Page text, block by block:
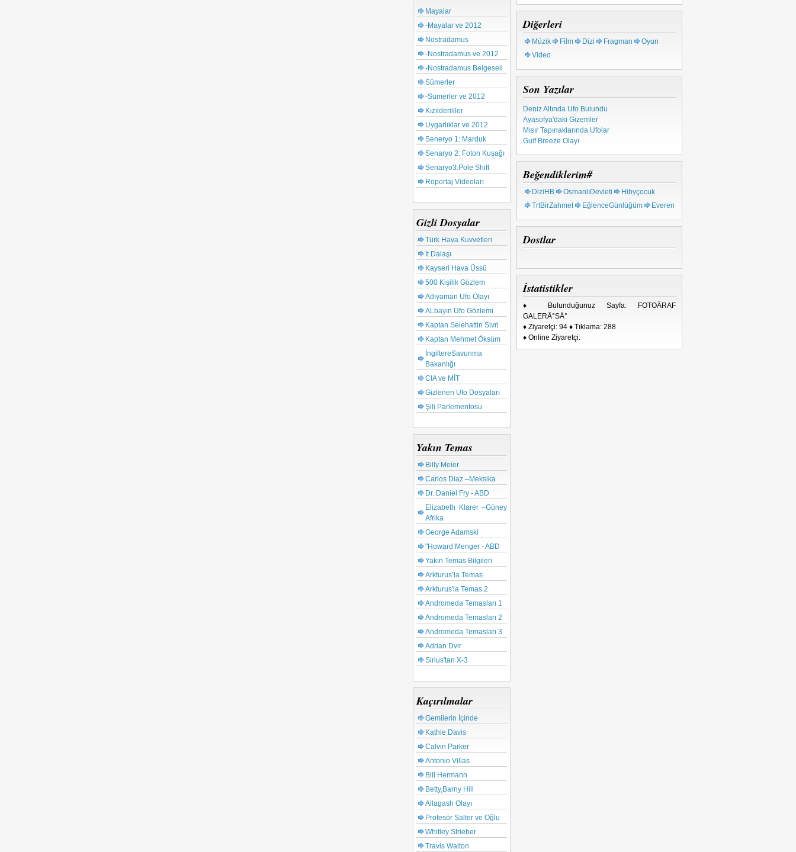
Mayalar
-Mayalar ve 2012
Nostradamus
-Nostradamus ve 2012
-Nostradamus Belgeseli
Sümerler
-Sümerler ve 2012
Kızılderililer
Uygarlıklar ve 2012
Seneryo 1: Marduk
Senaryo 2: Foton Kuşağı
Senaryo3:Pole Shift
Röportaj Videoları
Gizli Dosyalar
Türk Hava Kuvvetleri
İt Dalaşı
Kayseri Hava Üssü
500 Kişilik Gözlem
Adıyaman Ufo OIayı
ALbayın Ufo Gözlemi
Kaptan Selehattin Sivri
Kaptan Mehmet Öksüm
İngiltereSavunma
Bakanlığı
CIA ve MİT
Gizlenen Ufo Dosyaları
Şili Parlementosu
Yakın Temas
Billy Meier
Carlos Diaz –Meksika
Dr. Daniel Fry - ABD
Elizabeth Klarer –Güney
Afrika
George Adamski
"Howard Menger - ABD
Yakın Temas Bilgileri
Arkturus’la Temas
Arkturus'la Temas 2
Andromeda Temasları 1
Andromeda Temasları 2
Andromeda Temasları 3
Adrian Dvir
Sirius'tan X-3
Kaçırılmalar
Gemilerin İçinde
Kathie Davis
Calvin Parker
Antonio Villas
Bill Hermann
Betty,Barny Hill
Allagash Olayı
Profesör Salter ve Oğlu
Whitley Strieber
Travis Walton
Diğerleri
Müzik Film Dizi Fragman
Oyun
Video
Son Yazılar
Mısır Tapınaklarında Ufolar
Gulf Breeze Olayı
Tapınak Şövalyeleri
Kutsal Ahid Sandığı
Türkiye'deki Ufo Olayları
Beğendiklerim#
DiziHB OsmanlıDevleti
Hibyçocuk
TrtBirZahmet
EğlenceGünlüğüm Everen
Dostlar
İstatistikler
♦ Bulunduğunuz Sayfa: FOTOÄRAF
GALERÄ°SÄ°
♦ Ziyaretçi: 94 ♦ Tıklama: 288
♦ Online Ziyaretçi: